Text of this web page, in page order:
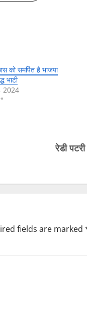
को समर्पित है भाजपा
भाटी
2024
रेडी
fields are marked